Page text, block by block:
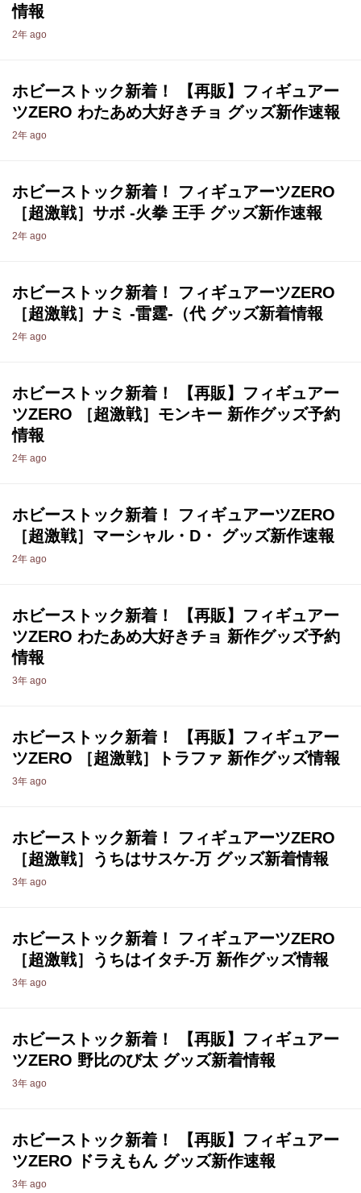
情報
2年 ago
ホビーストック新着！ 【再販】フィギュアー
ツZERO わたあめ大好きチョ グッズ新作速報
2年 ago
ホビーストック新着！ フィギュアーツZERO
［超激戦］サボ -火拳 王手 グッズ新作速報
2年 ago
ホビーストック新着！ フィギュアーツZERO
［超激戦］ナミ -雷霆-（代 グッズ新着情報
2年 ago
ホビーストック新着！ 【再販】フィギュアー
ツZERO ［超激戦］モンキー 新作グッズ予約
情報
2年 ago
ホビーストック新着！ フィギュアーツZERO
［超激戦］マーシャル・D・ グッズ新作速報
2年 ago
ホビーストック新着！ 【再販】フィギュアー
ツZERO わたあめ大好きチョ 新作グッズ予約
情報
3年 ago
ホビーストック新着！ 【再販】フィギュアー
ツZERO ［超激戦］トラファ 新作グッズ情報
3年 ago
ホビーストック新着！ フィギュアーツZERO
［超激戦］うちはサスケ-万 グッズ新着情報
3年 ago
ホビーストック新着！ フィギュアーツZERO
［超激戦］うちはイタチ-万 新作グッズ情報
3年 ago
ホビーストック新着！ 【再販】フィギュアー
ツZERO 野比のび太 グッズ新着情報
3年 ago
ホビーストック新着！ 【再販】フィギュアー
ツZERO ドラえもん グッズ新作速報
3年 ago